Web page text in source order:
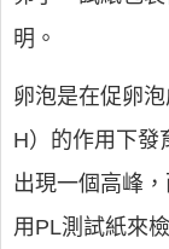
明。
卵泡是在促卵
H）的作用下發
出現一個高峰
用PL測試紙來